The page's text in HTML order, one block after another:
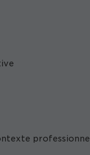
professionnel